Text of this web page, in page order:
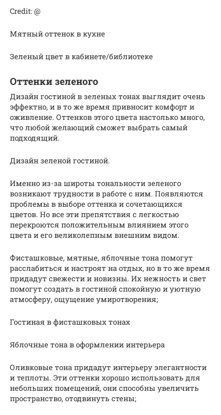
Credit: @
Мятный оттенок в кухне
Зеленый цвет в кабинете/библиотеке
Оттенки зеленого
Дизайн гостиной в зеленых тонах выглядит очень
эффектно, и в то же время привносит комфорт и
оживление. Оттенков этого цвета настолько много,
что любой желающий сможет выбрать самый
подходящий.
Дизайн зеленой гостиной.
Именно из-за широты тональности зеленого
возникают трудности в работе с ним. Появляются
проблемы в выборе оттенка и сочетающихся
цветов. Но все эти препятствия с легкостью
перекроются положительным влиянием этого
цвета и его великолепным внешним видом.
Фисташковые, мятные, яблочные тона помогут
расслабиться и настроят на отдых, но в то же время
придадут свежести и новизны. Их нежность и свет
помогут создать в гостиной спокойную и уютную
атмосферу, ощущение умиротворения;
Гостиная в фисташковых тонах
Яблочные тона в оформлении интерьера
Оливковые тона придадут интерьеру элегантности
и теплоты. Эти оттенки хорошо использовать для
небольших помещений, они способны увеличить
пространство, отодвинуть стены;